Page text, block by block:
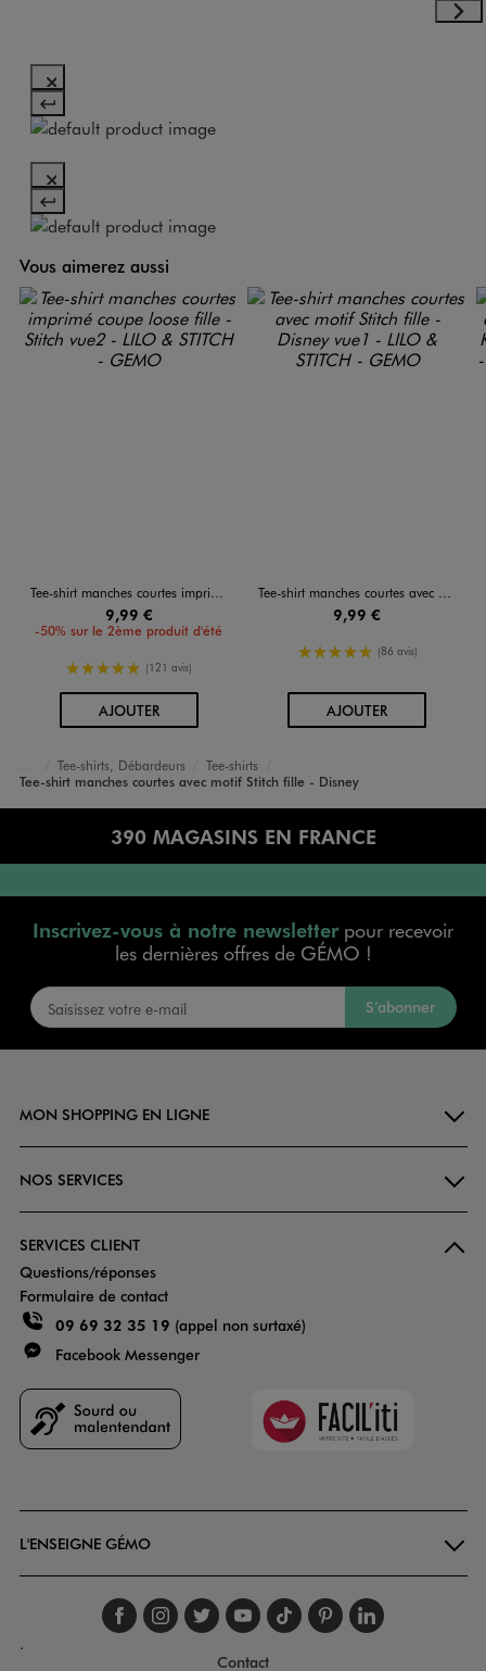
Vous aimerez aussi
Tee-shirt manches courtes imprimé coupe loose fille - Stitch
9,99 €
-50% sur le 2ème produit d'été
5/5 de moyenne
(121 avis)
AJOUTERAU PANIER
Tee-shirt manches courtes avec motif Stitch fille - Disney
9,99 €
5/5 de moyenne
(86 avis)
AJOUTERAU PANIER
Accueil
Fille
Vêtements
Tee-shirts, Débardeurs
Tee-shirts
Tee-shirt manches courtes avec motif Stitch fille - Disney
390 MAGASINS EN FRANCE
Inscrivez-vous à notre newsletterpour recevoir
les dernières offres de GÉMO !
S’abonner
MON SHOPPING EN LIGNE
NOS SERVICES
SERVICES CLIENT
Questions/réponses
Formulaire de contact
09 69 32 35 19 (appel non surtaxé)
Facebook Messenger
Faciliti
L'ENSEIGNE GÉMO
Suivez-nous sur
Suivez-nous sur
Suivez-nous sur
Suivez-nous
Suivez-nous
Suivez-
.
Contact